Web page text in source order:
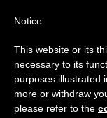
البابا
Notice
This website or its
necessary to its
purposes illustrated
more or withdraw
please refer to the